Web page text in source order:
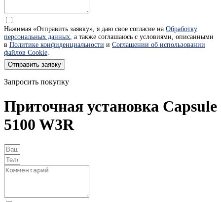
Нажимая «Отправить заявку», я даю свое согласие на Обработку
персональных данных, а также соглашаюсь с условиями, описанными
в Политике конфиденциальности и Соглашении об использовании
файлов Cookie.
Отправить заявку
Запросить покупку
Приточная установка Capsule
5100 W3R